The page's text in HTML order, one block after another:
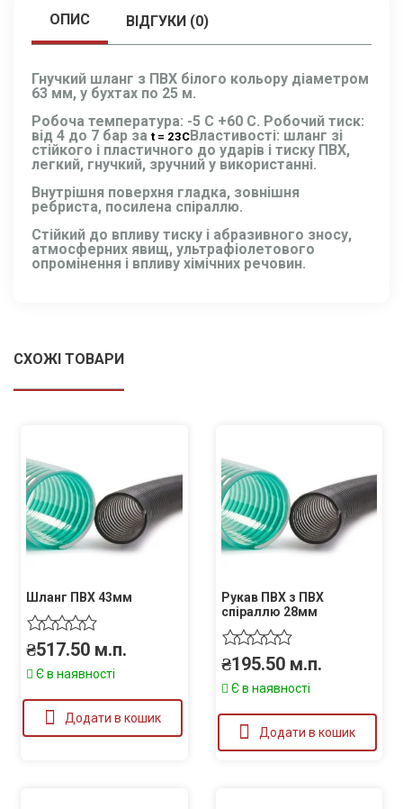
ОПИС ВІДГУКИ (0)
Гнучкий шланг з ПВХ білого кольору діаметром
63 мм, у бухтах по 25 м.
Робоча температура: -5 С +60 С. Робочий тиск:
від 4 до 7 бар за t = 23СВластивості: шланг зі
стійкого і пластичного до ударів і тиску ПВХ,
легкий, гнучкий, зручний у використанні.
Внутрішня поверхня гладка, зовнішня
ребриста, посилена спіраллю.
Стійкий до впливу тиску і абразивного зносу,
атмосферних явищ, ультрафіолетового
опромінення і впливу хімічних речовин.
СХОЖІ ТОВАРИ
Шланг ПВХ 43мм
₴517.50 м.п.
Є в наявності
Додати в кошик
Рукав ПВХ з ПВХ
спіраллю 28мм
₴195.50 м.п.
Є в наявності
Додати в кошик